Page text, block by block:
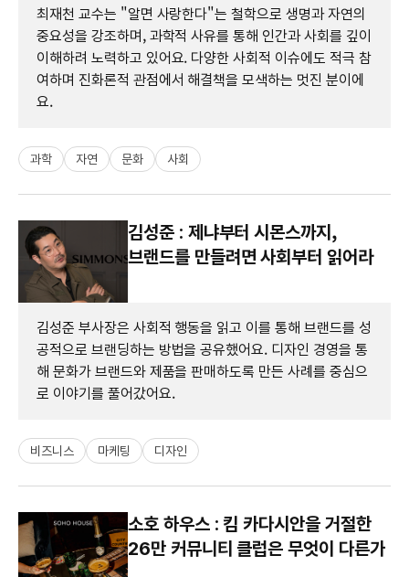
최재천 교수는 "알면 사랑한다"는 철학으로 생명과 자연의
중요성을 강조하며, 과학적 사유를 통해 인간과 사회를 깊이
이해하려 노력하고 있어요. 다양한 사회적 이슈에도 적극 참
여하며 진화론적 관점에서 해결책을 모색하는 멋진 분이에
요.
과학 자연 문화 사회
김성준 : 제냐부터 시몬스까지,
브랜드를 만들려면 사회부터 읽어라
김성준 부사장은 사회적 행동을 읽고 이를 통해 브랜드를 성
공적으로 브랜딩하는 방법을 공유했어요. 디자인 경영을 통
해 문화가 브랜드와 제품을 판매하도록 만든 사례를 중심으
로 이야기를 풀어갔어요.
비즈니스 마케팅 디자인
소호 하우스 : 킴 카다시안을 거절한
26만 커뮤니티 클럽은 무엇이 다른가